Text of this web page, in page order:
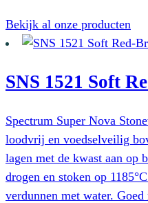
Bekijk al onze producten
SNS 1521 Soft
Spectrum Super Nova
loodvrij en voedselveilig
lagen met de kwast aan op
drogen en stoken op
verdunnen met water.